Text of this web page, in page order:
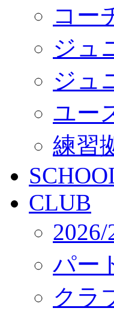
コー
ジュ
ジュ
ユー
練習
CLUB
パー
クラ